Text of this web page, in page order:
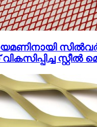
സ്റ്റീൽ